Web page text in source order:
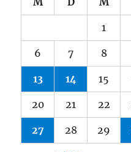
1
6 7 8
13 14 15
20 21 22
27 28 29